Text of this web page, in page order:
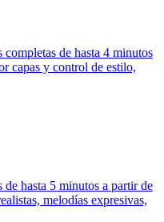
de hasta 4 minutos
capas y control de estilo,
hasta 5 minutos a partir de
melodías expresivas,